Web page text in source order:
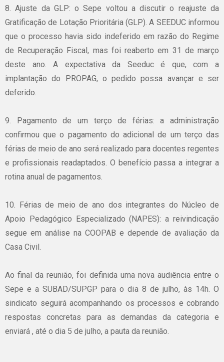
8. Ajuste da GLP: o Sepe voltou a discutir o reajuste da
Gratificação de Lotação Prioritária (GLP). A SEEDUC informou
que o processo havia sido indeferido em razão do Regime
de Recuperação Fiscal, mas foi reaberto em 31 de março
deste ano. A expectativa da Seeduc é que, com a
implantação do PROPAG, o pedido possa avançar e ser
deferido.
9. Pagamento de um terço de férias: a administração
confirmou que o pagamento do adicional de um terço das
férias de meio de ano será realizado para docentes regentes
e profissionais readaptados. O benefício passa a integrar a
rotina anual de pagamentos.
10. Férias de meio de ano dos integrantes do Núcleo de
Apoio Pedagógico Especializado (NAPES): a reivindicação
segue em análise na COOPAB e depende de avaliação da
Casa Civil.
Ao final da reunião, foi definida uma nova audiência entre o
Sepe e a SUBAD/SUPGP para o dia 8 de julho, às 14h. O
sindicato seguirá acompanhando os processos e cobrando
respostas concretas para as demandas da categoria e
enviará , até o dia 5 de julho, a pauta da reunião.